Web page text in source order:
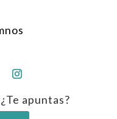
apuntas?